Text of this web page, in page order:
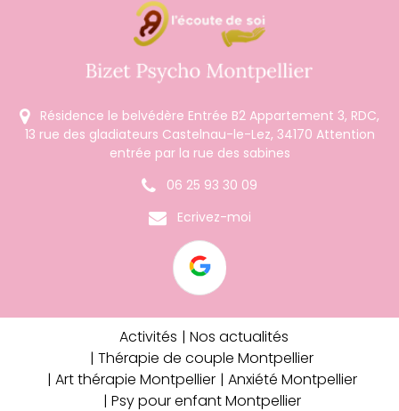
Résidence le belvédère Entrée B2 Appartement 3, RDC,
13 rue des gladiateurs Castelnau-le-Lez, 34170 Attention
entrée par la rue des sabines
06 25 93 30 09
Ecrivez-moi
Activités
Nos actualités
Thérapie de couple Montpellier
Art thérapie Montpellier
Anxiété Montpellier
Psy pour enfant Montpellier